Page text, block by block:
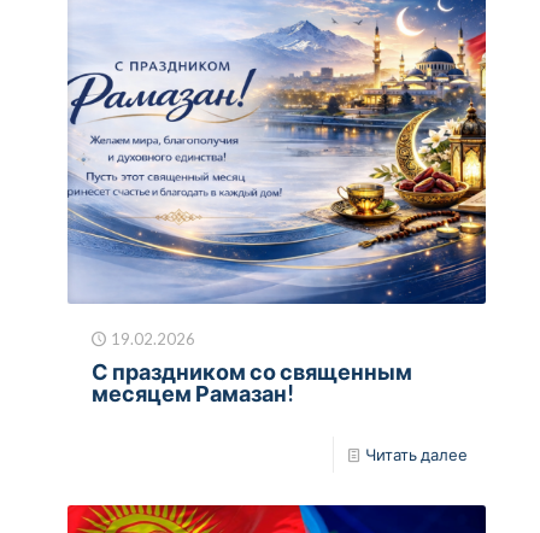
19.02.2026
С праздником со священным
месяцем Рамазан!
Читать далее